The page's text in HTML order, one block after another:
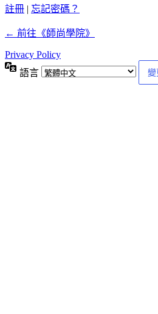
註冊 | 忘記密碼？
← 前往《師尚學院》
Privacy Policy
語言